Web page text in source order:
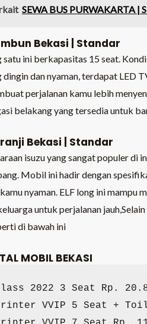
SEWA BUS PURWAKARTA |
Bekasi | Standar
ini berkapasitas 15 seat.
dingin dan nyaman, terdapat LED
perjalanan kamu lebih
belakang yang tersedia untuk
Bekasi | Standar
isuzu yang sangat populer di
Mobil ini hadir dengan
nyaman. ELF long ini mampu
untuk perjalanan
di bawah ini
MOBIL BEKASI
2022 3 Seat Rp.
VVIP 5 Seat +